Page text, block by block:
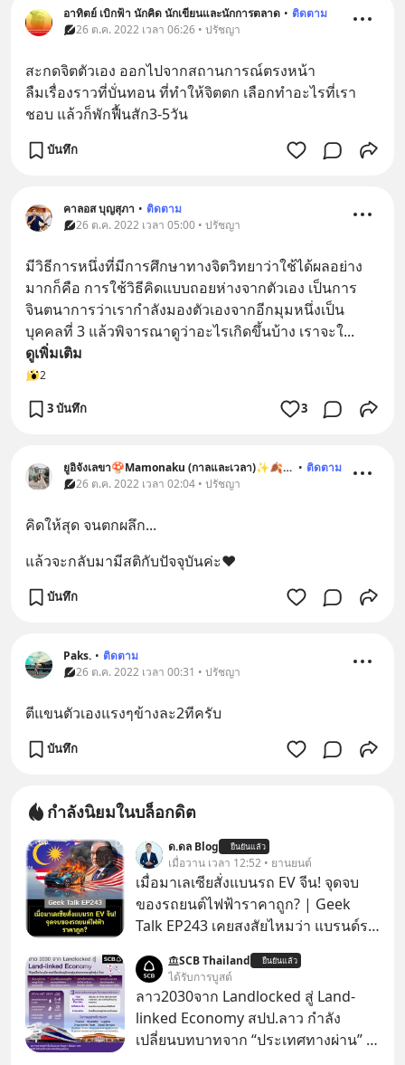
อาทิตย์ เบิกฟ้า นักคิด นักเขียนและนักการตลาด • ติดตาม
26 ต.ค. 2022 เวลา 06:26 • ปรัชญา
สะกดจิตตัวเอง ออกไปจากสถานการณ์ตรงหน้า
ลืมเรื่องราวที่บั่นทอน ที่ทำให้จิตตก เลือกทำอะไรที่เรา
ชอบ แล้วก็พักฟื้นสัก3-5วัน
บันทึก
คาลอส บุญสุภา • ติดตาม
26 ต.ค. 2022 เวลา 05:00 • ปรัชญา
มีวิธีการหนึ่งที่มีการศึกษาทางจิตวิทยาว่าใช้ได้ผลอย่าง
มากก็คือ การใช้วิธีคิดแบบถอยห่างจากตัวเอง เป็นการ
จินตนาการว่าเรากำลังมองตัวเองจากอีกมุมหนึ่งเป็น
บุคคลที่ 3 แล้วพิจารณาดูว่าอะไรเกิดขึ้นบ้าง เราจะใ...
ดูเพิ่มเติม
2
3 บันทึก 3
ยูอิจังเลขา🍄Mamonaku (กาลและเวลา)✨🍂🍃🐞🐶 • ติดตาม
26 ต.ค. 2022 เวลา 02:04 • ปรัชญา
คิดให้สุด จนตกผลึก...
แล้วจะกลับมามีสติกับปัจจุบันค่ะ❤️
บันทึก
Paks. • ติดตาม
26 ต.ค. 2022 เวลา 00:31 • ปรัชญา
ตีแขนตัวเองแรงๆข้างละ2ทีครับ
บันทึก
กำลังนิยมในบล็อกดิต
ด.ดล Blog ยืนยันแล้ว
เมื่อวาน เวลา 12:52 • ยานยนต์
เมื่อมาเลเซียสั่งแบนรถ EV จีน! จุดจบ
ของรถยนต์ไฟฟ้าราคาถูก? | Geek
Talk EP243 เคยสงสัยไหมว่า แบรนด์รถ
ราบคาบ จะถูกสกัดดาวรุ่งจนต้องเบรก
หัวทิ่มได้อย่างไร? นี่คือเรื่องจริงที่เพิ่ง
เกิดขึ้นในมาเลเซีย เมื่อรัฐบาลประกาศ
งัด “กฎเหล็ก” สั่งบล็อกการนำเข้ารถ EV
SCB Thailand ยืนยันแล้ว
ได้รับการบูสต์
ลาว2030จาก Landlocked สู่ Land-
linked Economy สปป.ลาว กำลัง
เปลี่ยนบทบาทจาก “ประเทศทางผ่าน” สู่